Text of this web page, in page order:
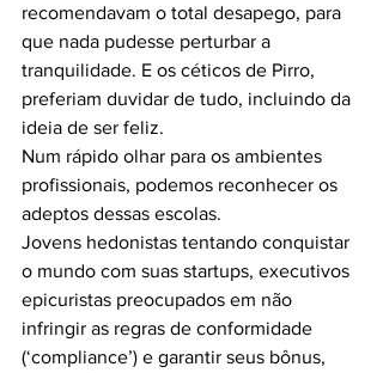
recomendavam o total desapego, para
que nada pudesse perturbar a
tranquilidade. E os céticos de Pirro,
preferiam duvidar de tudo, incluindo da
ideia de ser feliz.
Num rápido olhar para os ambientes
profissionais, podemos reconhecer os
adeptos dessas escolas.
Jovens hedonistas tentando conquistar
o mundo com suas startups, executivos
epicuristas preocupados em não
infringir as regras de conformidade
(‘compliance’) e garantir seus bônus,